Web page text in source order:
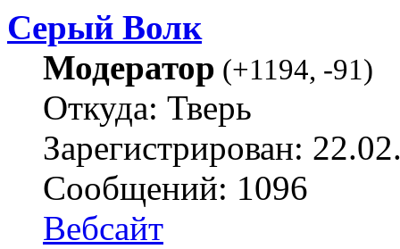
Серый Волк
Модератор (+1194, -91)
Откуда: Тверь
Зарегистрирован:
Сообщений: 1096
Вебсайт